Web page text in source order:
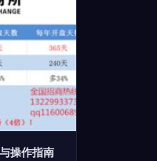
操作指南